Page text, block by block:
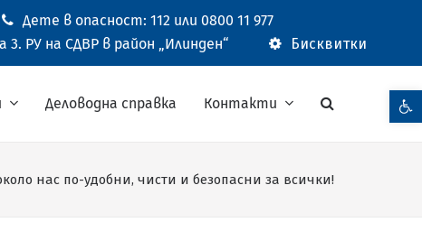
Дете в опасност: 112 или 0800 11 977
3. РУ на СДВР в район „Илинден“ Бисквитки
Деловодна справка Контакти
нас по-удобни, чисти и безопасни за всички!